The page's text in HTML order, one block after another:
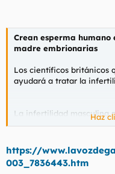
e
m
a
Crean esperma
madre embrionarias
Los científicos británicos
ayudará a tratar la
La infertilidad masculina
ser un problema para la
esperma humano
embrionarias. La noticia
ocaso del sentido de la
Haz
https://
003_7836443.htm